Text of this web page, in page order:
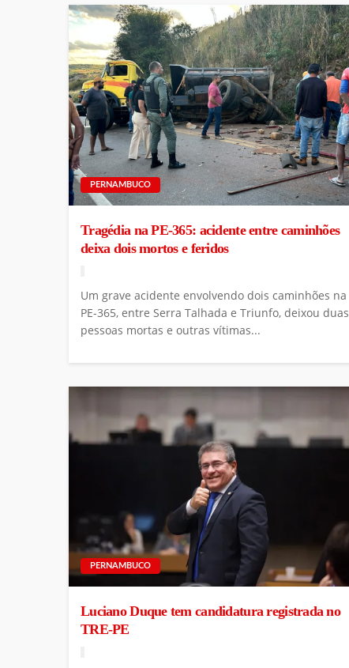
PERNAMBUCO
Tragédia na PE-365: acidente entre caminhões
deixa dois mortos e feridos
Um grave acidente envolvendo dois caminhões na
PE-365, entre Serra Talhada e Triunfo, deixou duas
pessoas mortas e outras vítimas...
PERNAMBUCO
Luciano Duque tem candidatura registrada no
TRE-PE